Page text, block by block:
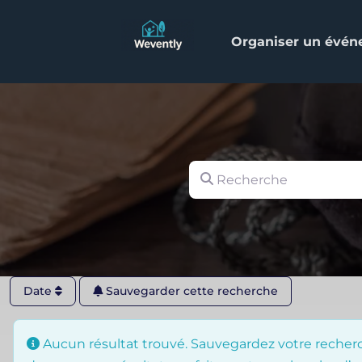
Organiser un
Recherche
Date Sauvegarder cette recherche
Aucun résultat trouvé. Sauvegardez votre